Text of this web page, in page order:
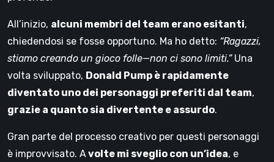
All’inizio, alcuni membri del team erano esitanti,
chiedendosi se fosse opportuno. Ma ho detto: “Ragazzi,
stiamo creando un gioco folle—non ci sono limiti.”Una
volta sviluppato, Donald Pump è rapidamente
diventato uno dei personaggi preferiti dal team,
grazie a quanto sia divertente e assurdo.
Gran parte del processo creativo per questi personaggi
è improvvisato. Avolte mi sveglio con un’idea, e